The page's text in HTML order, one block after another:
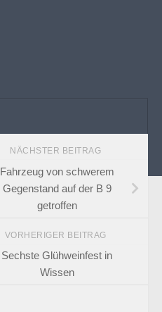
NÄCHSTER BEITRAG
Fahrzeug von schwerem
Gegenstand auf der B 9
getroffen
VORHERIGER BEITRAG
Sechste Glühweinfest in
Wissen